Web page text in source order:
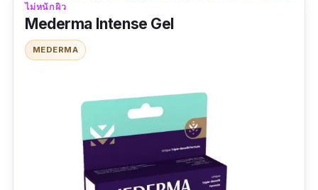
รีวิวจากผู้ใช้จริง:
"ผลิตภัณฑ์ดีมีคุณภาพ เนื้อครีมเข้มข้นบีบออกจาก
หลอด แล้วนำมาวอร์มที่นิ้วมือก่อน จากนั้นทาวนๆ
ลดรอยต้องรอดูผลระยะยาวต่อไป"
ไม่หนักผิว
Mederma Intense Gel
MEDERMA